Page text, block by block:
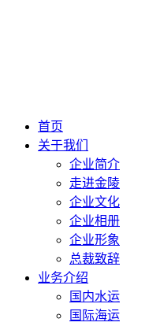
首页
关于我们
企业简介
走进金陵
企业文化
企业相册
企业形象
总裁致辞
业务介绍
国内水运
国际海运